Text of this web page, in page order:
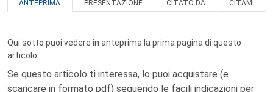
ANTEPRIMA PRESENTAZIONE CITATO DA CITAMI
Qui sotto puoi vedere in anteprima la prima pagina di questo
articolo.
Se questo articolo ti interessa, lo puoi acquistare (e
scaricare in formato pdf) seguendo le facili indicazioni per